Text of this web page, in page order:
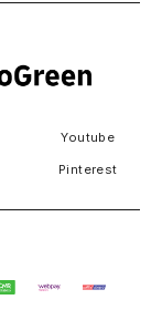
Youtube
Pinterest